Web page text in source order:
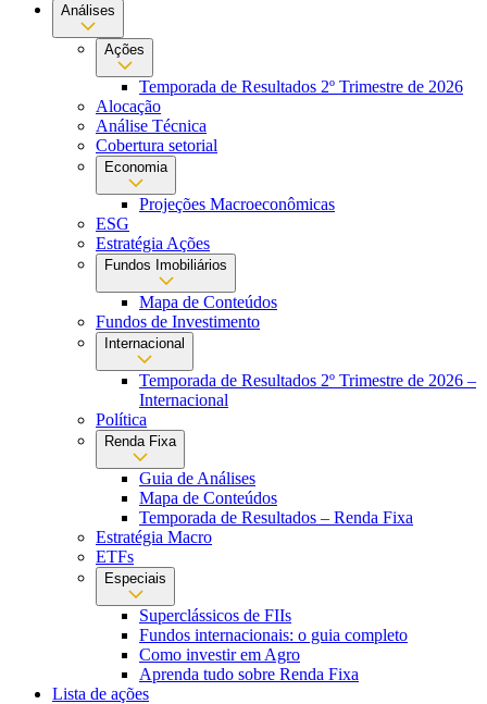
Análises
Ações
Temporada de Resultados 2º Trimestre de 2026
Alocação
Análise Técnica
Cobertura setorial
Economia
Projeções Macroeconômicas
ESG
Estratégia Ações
Fundos Imobiliários
Mapa de Conteúdos
Fundos de Investimento
Internacional
Temporada de Resultados 2º Trimestre de 2026 –
Internacional
Política
Renda Fixa
Guia de Análises
Mapa de Conteúdos
Temporada de Resultados – Renda Fixa
Estratégia Macro
ETFs
Especiais
Superclássicos de FIIs
Fundos internacionais: o guia completo
Como investir em Agro
Aprenda tudo sobre Renda Fixa
Lista de ações